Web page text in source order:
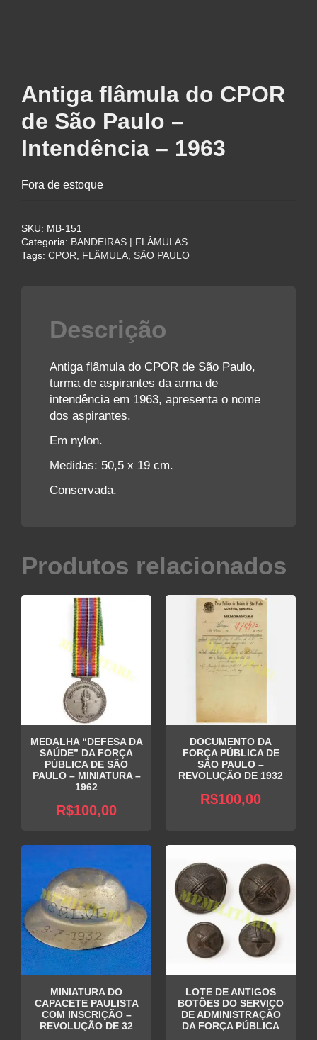
Antiga flâmula do CPOR
de São Paulo –
Intendência – 1963
Fora de estoque
SKU: MB-151
Categoria: BANDEIRAS | FLÂMULAS
Tags: CPOR, FLÂMULA, SÃO PAULO
Descrição
Antiga flâmula do CPOR de São Paulo,
turma de aspirantes da arma de
intendência em 1963, apresenta o nome
dos aspirantes.
Em nylon.
Medidas: 50,5 x 19 cm.
Conservada.
Produtos relacionados
MEDALHA “DEFESA DA
SAÚDE” DA FORÇA
PÚBLICA DE SÃO
PAULO – MINIATURA –
1962
R$100,00
DOCUMENTO DA
FORÇA PÚBLICA DE
SÃO PAULO –
REVOLUÇÃO DE 1932
R$100,00
MINIATURA DO
CAPACETE PAULISTA
COM INSCRIÇÃO –
REVOLUÇÃO DE 32
LOTE DE ANTIGOS
BOTÕES DO SERVIÇO
DE ADMINISTRAÇÃO
DA FORÇA PÚBLICA